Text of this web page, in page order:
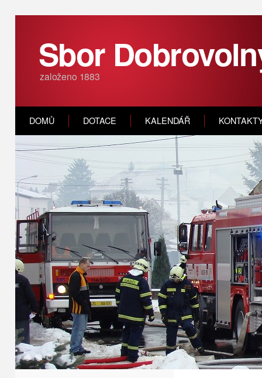
Sbor
založeno 1883
DOMŮ DOTACE KALENDÁŘ
1 2 3